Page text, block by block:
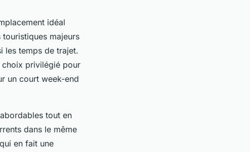
idéal
majeurs
les temps de trajet.
choix privilégié pour
un court week-end
tout en
dans le même
en fait une